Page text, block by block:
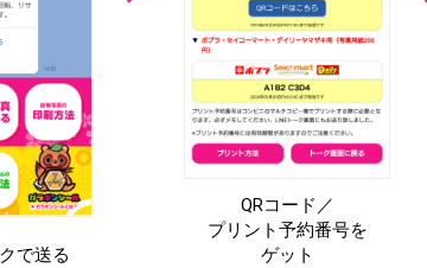
で送る
QRコード／
プリント予約番号を
ゲット